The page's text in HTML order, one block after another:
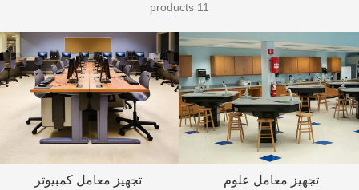
11 products
تجهيز معامل علوم تجهيز معامل كمبيوتر